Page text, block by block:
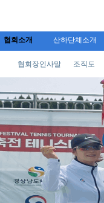
협회소개 산하단체소개
협회장인사말 조직도